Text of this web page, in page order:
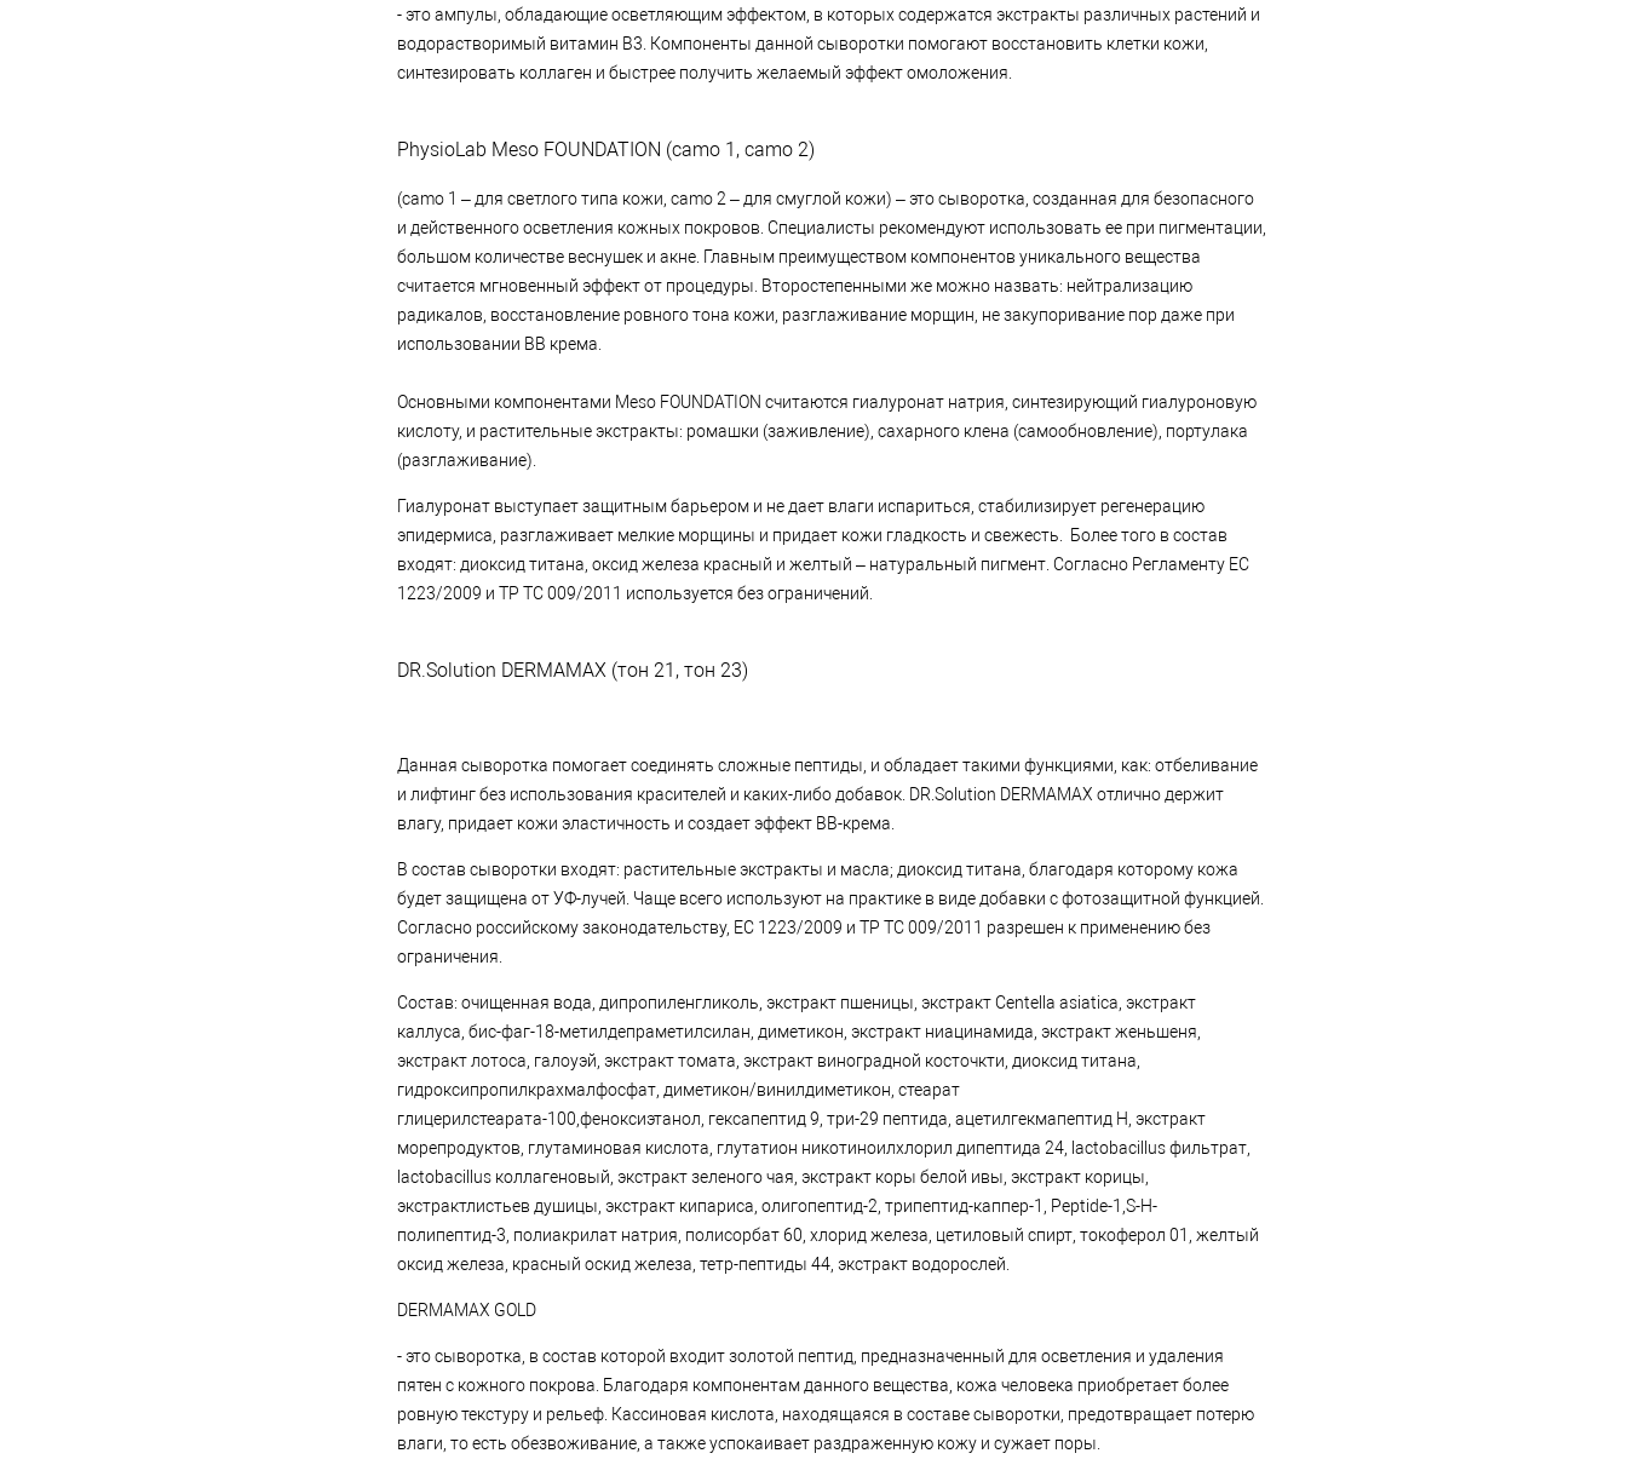
- это ампулы, обладающие осветляющим эффектом, в которых содержатся экстракты различных растений и
водорастворимый витамин В3. Компоненты данной сыворотки помогают восстановить клетки кожи,
синтезировать коллаген и быстрее получить желаемый эффект омоложения.
PhysioLab Meso FOUNDATION (camo 1, сamo 2)
(camo 1 – для светлого типа кожи, сamo 2 – для смуглой кожи) – это сыворотка, созданная для безопасного
и действенного осветления кожных покровов. Специалисты рекомендуют использовать ее при пигментации,
большом количестве веснушек и акне. Главным преимуществом компонентов уникального вещества
считается мгновенный эффект от процедуры. Второстепенными же можно назвать: нейтрализацию
радикалов, восстановление ровного тона кожи, разглаживание морщин, не закупоривание пор даже при
использовании ВВ крема.
Основными компонентами Meso FOUNDATION считаются гиалуронат натрия, синтезирующий гиалуроновую
кислоту, и растительные экстракты: ромашки (заживление), сахарного клена (самообновление), портулака
(разглаживание).
Гиалуронат выступает защитным барьером и не дает влаги испариться, стабилизирует регенерацию
эпидермиса, разглаживает мелкие морщины и придает кожи гладкость и свежесть. Более того в состав
входят: диоксид титана, оксид железа красный и желтый – натуральный пигмент. Согласно Регламенту ЕС
1223/2009 и ТР ТС 009/2011 используется без ограничений.
DR.Solution DERMAMAX (тон 21, тон 23)
Данная сыворотка помогает соединять сложные пептиды, и обладает такими функциями, как: отбеливание
и лифтинг без использования красителей и каких-либо добавок. DR.Solution DERMAMAX отлично держит
влагу, придает кожи эластичность и создает эффект ВВ-крема.
В состав сыворотки входят: растительные экстракты и масла; диоксид титана, благодаря которому кожа
будет защищена от УФ-лучей. Чаще всего используют на практике в виде добавки с фотозащитной функцией.
Согласно российскому законодательству, ЕС 1223/2009 и ТР ТС 009/2011 разрешен к применению без
ограничения.
Состав: очищенная вода, дипропиленгликоль, экстракт пшеницы, экстракт Centella asiatica, экстракт
каллуса, бис-фаг-18-метилдепраметилсилан, диметикон, экстракт ниацинамида, экстракт женьшеня,
экстракт лотоса, галоуэй, экстракт томата, экстракт виноградной косточкти, диоксид титана,
гидроксипропилкрахмалфосфат, диметикон/винилдиметикон, стеарат
глицерилстеарата-100,феноксиэтанол, гексапептид 9, три-29 пептида, ацетилгекмапептид Н, экстракт
морепродуктов, глутаминовая кислота, глутатион никотиноилхлорил дипептида 24, lactobacillus фильтрат,
lactobacillus коллагеновый, экстракт зеленого чая, экстракт коры белой ивы, экстракт корицы,
экстрактлистьев душицы, экстракт кипариса, олигопептид-2, трипептид-каппер-1, Peptide-1,S-H-
полипептид-3, полиакрилат натрия, полисорбат 60, хлорид железа, цетиловый спирт, токоферол 01, желтый
оксид железа, красный оскид железа, тетр-пептиды 44, экстракт водорослей.
DERMAMAX GOLD
- это сыворотка, в состав которой входит золотой пептид, предназначенный для осветления и удаления
пятен с кожного покрова. Благодаря компонентам данного вещества, кожа человека приобретает более
ровную текстуру и рельеф. Кассиновая кислота, находящаяся в составе сыворотки, предотвращает потерю
влаги, то есть обезвоживание, а также успокаивает раздраженную кожу и сужает поры.